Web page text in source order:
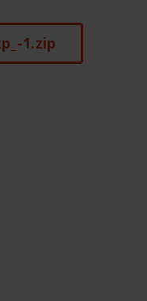
1.zip